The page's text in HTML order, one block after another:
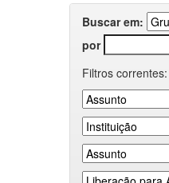
Buscar em:
por
Filtros correntes: